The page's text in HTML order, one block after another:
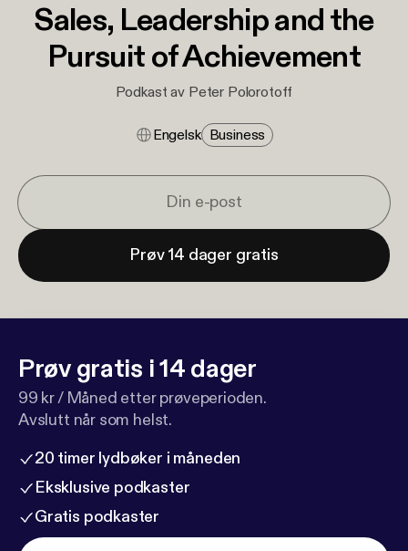
Sales, Leadership and the
Pursuit of Achievement
Podkast av Peter Polorotoff
Engelsk Business
Prøv 14 dager gratis
Prøv gratis i 14 dager
99 kr / Måned etter prøveperioden.
Avslutt når som helst.
20 timer lydbøker i måneden
Eksklusive podkaster
Gratis podkaster